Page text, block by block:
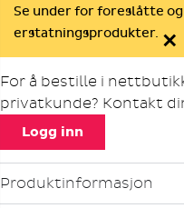
Se under for foreslåtte
erstatningsprodukter. ×
For å bestille i
privatkunde? Kontakt
Logg inn
Produktinformasjon